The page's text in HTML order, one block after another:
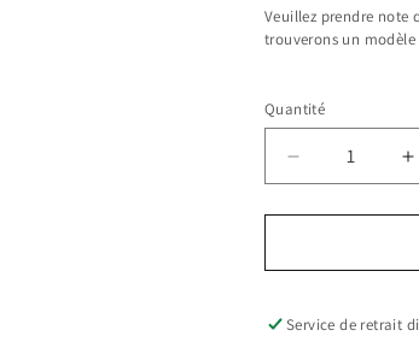
Veuillez prendre note
trouverons un
Selection will add
Quantité
Réduire
quantité
EPK-
Explorer
Service de retrait